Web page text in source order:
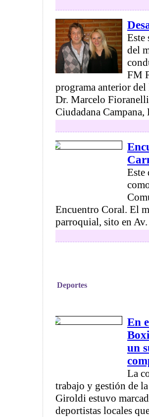
Este
del
FM
programa anterior
Dr. Marcelo
Ciudadana Campana,
Este
Encuentro Coral. El
parroquial, sito en
Deportes
En
un
La
trabajo y gestión de
Giroldi estuvo
deportistas locales